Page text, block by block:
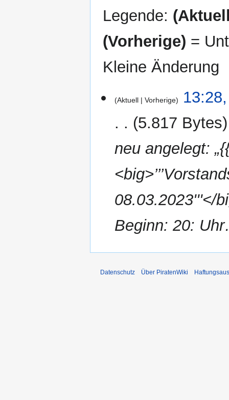
Legende:
(Vorherige) =
Kleine Änderung
Mai
Aktuell Vorherige
5.817 Bytes
neu angelegt:
08.03.2023'''</
Beginn: 20:
Datenschutz Über PiratenWiki